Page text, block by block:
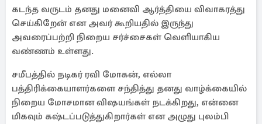
கடந்த வருடம் தனது மனைவி ஆர்த்தியை விவாகரத்து
செய்கிறேன் என அவர் கூறியதில் இருந்து
அவரைப்பற்றி நிறைய சர்ச்சைகள் வெளியாகிய
வண்ணம் உள்ளது.
சமீபத்தில் நடிகர் ரவி மோகன், எல்லா
பத்திரிக்கையாளர்களை சந்தித்து தனது வாழ்க்கையில்
நிறைய மோசமான விஷயங்கள் நடக்கிறது, என்னை
மிகவும் கஷ்டப்படுத்துகிறார்கள் என அழுது புலம்பி